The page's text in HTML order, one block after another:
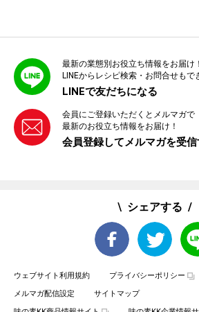
最新の業態別お役立ち情報をお届け！
LINEからレシピ検索・お問合せもで
LINEで友だちになる
会員にご登録いただくとメルマガで
最新のお役立ち情報をお届け！
会員登録してメルマガを受信
シェアする
ウェブサイト利用規約 プライバシーポリシー
メルマガ配信設定
サイトマップ